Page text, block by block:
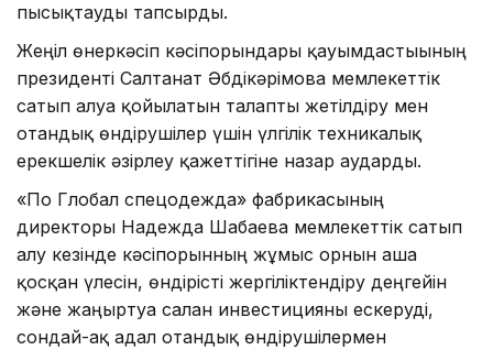
пысықтауды тапсырды.
Жеңіл өнеркәсіп кәсіпорындары қауымдастығының
президенті Салтанат Әбдікәрімова мемлекеттік
сатып алуға қойылатын талапты жетілдіру мен
отандық өндірушілер үшін үлгілік техникалық
ерекшелік әзірлеу қажеттігіне назар аударды.
«По Глобал спецодежда» фабрикасының
директоры Надежда Шабаева мемлекеттік сатып
алу кезінде кәсіпорынның жұмыс орнын ашға
қосқан үлесін, өндірісті жергіліктендіру деңгейін
және жаңғыртуға салған инвестицияны ескеруді,
сондай-ақ адал отандық өндірушілермен